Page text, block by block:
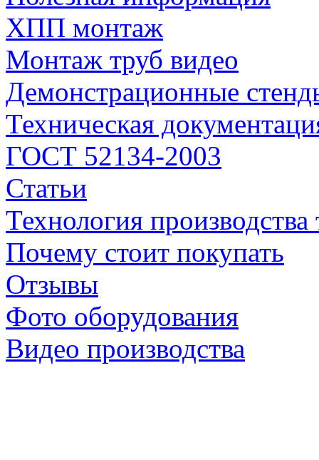
ХПП монтаж
Монтаж труб видео
Демонстрационные
Техническая
ГОСТ 52134-2003
Статьи
Технология производства
Почему стоит покупать
Отзывы
Фото оборудования
Видео производства